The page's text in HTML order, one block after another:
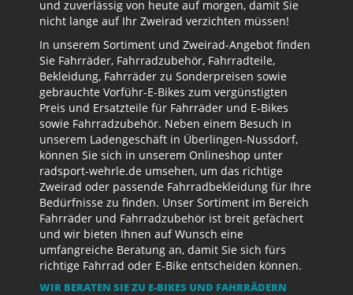
und zuverlässig von heute auf morgen, damit Sie
nicht lange auf Ihr Zweirad verzichten müssen!
In unserem Sortiment und Zweirad-Angebot finden
Sie Fahrräder, Fahrradzubehör, Fahrradteile,
Bekleidung, Fahrräder zu Sonderpreisen sowie
gebrauchte Vorführ-E-Bikes zum vergünstigten
Preis und Ersatzteile für Fahrräder und E-Bikes
sowie Fahrradzubehör. Neben einem Besuch in
unserem Ladengeschäft in Überlingen-Nussdorf,
können Sie sich in unserem Onlineshop unter
radsport-wehrle.de umsehen, um das richtige
Zweirad oder passende Fahrradbekleidung für Ihre
Bedürfnisse zu finden. Unser Sortiment im Bereich
Fahrräder und Fahrradzubehör ist breit gefächert
und wir bieten Ihnen auf Wunsch eine
umfangreiche Beratung an, damit Sie sich fürs
richtige Fahrrad oder E-Bike entscheiden können.
WIR BERATEN SIE ZU E-BIKES UND FAHRRÄDERN